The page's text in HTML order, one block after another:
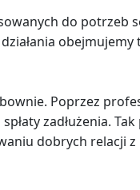
do potrzeb
obejmujemy
Poprzez
zadłużenia.
dobrych relacji